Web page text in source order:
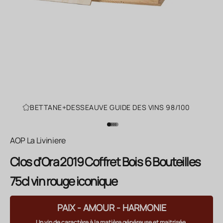
BETTANE+DESSEAUVE GUIDE DES VINS 98/100
Aller à l'élément 1
Aller à l'élément 2
Aller à l'élément 3
Aller à l'élément 4
Aller à l'élément 5
AOP La Liviniere
Clos d'Ora 2019 Coffret Bois 6 Bouteilles
75cl vin rouge iconique
PAIX - AMOUR - HARMONIE